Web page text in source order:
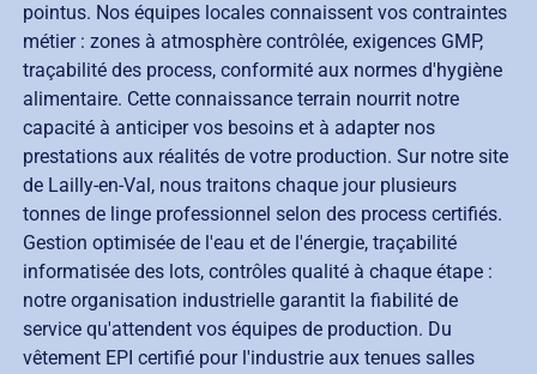
pointus. Nos équipes locales connaissent vos contraintes
métier : zones à atmosphère contrôlée, exigences GMP,
traçabilité des process, conformité aux normes d'hygiène
alimentaire. Cette connaissance terrain nourrit notre
capacité à anticiper vos besoins et à adapter nos
prestations aux réalités de votre production. Sur notre site
de Lailly-en-Val, nous traitons chaque jour plusieurs
tonnes de linge professionnel selon des process certifiés.
Gestion optimisée de l'eau et de l'énergie, traçabilité
informatisée des lots, contrôles qualité à chaque étape :
notre organisation industrielle garantit la fiabilité de
service qu'attendent vos équipes de production. Du
vêtement EPI certifié pour l'industrie aux tenues salles